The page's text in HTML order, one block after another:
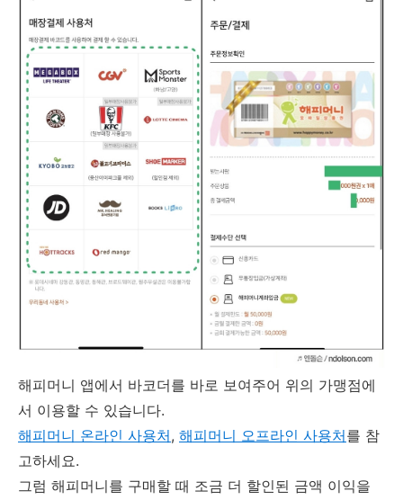
해피머니 앱에서 바코더를 바로 보여주어 위의 가맹점에
서 이용할 수 있습니다.
해피머니 온라인 사용처, 해피머니 오프라인 사용처를 참
고하세요.
그럼 해피머니를 구매할 때 조금 더 할인된 금액 이익을